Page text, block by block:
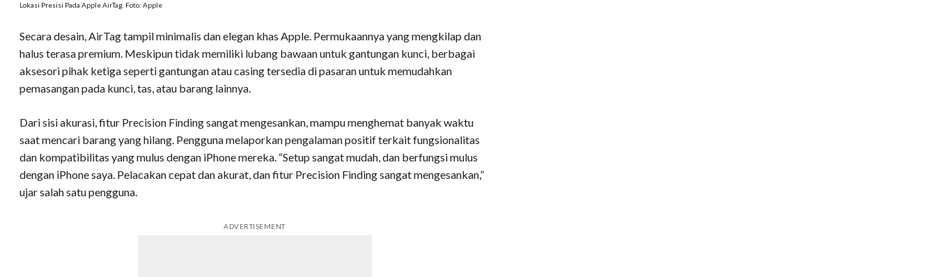
Lokasi Presisi Pada Apple AirTag. Foto: Apple
Secara desain, AirTag tampil minimalis dan elegan khas Apple. Permukaannya yang mengkilap dan
halus terasa premium. Meskipun tidak memiliki lubang bawaan untuk gantungan kunci, berbagai
aksesori pihak ketiga seperti gantungan atau casing tersedia di pasaran untuk memudahkan
pemasangan pada kunci, tas, atau barang lainnya.
Dari sisi akurasi, fitur Precision Finding sangat mengesankan, mampu menghemat banyak waktu
saat mencari barang yang hilang. Pengguna melaporkan pengalaman positif terkait fungsionalitas
dan kompatibilitas yang mulus dengan iPhone mereka. “Setup sangat mudah, dan berfungsi mulus
dengan iPhone saya. Pelacakan cepat dan akurat, dan fitur Precision Finding sangat mengesankan,”
ujar salah satu pengguna.
ADVERTISEMENT